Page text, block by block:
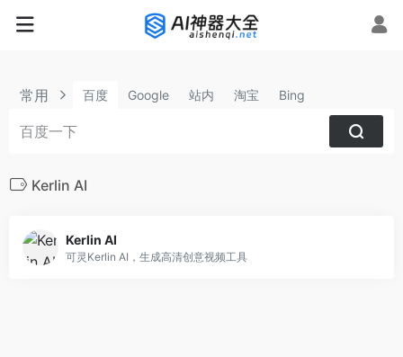
常用 百度 Google 站内 淘宝 Bing
Kerlin AI
Kerlin AI
可灵Kerlin AI，生成高清创意视频工具